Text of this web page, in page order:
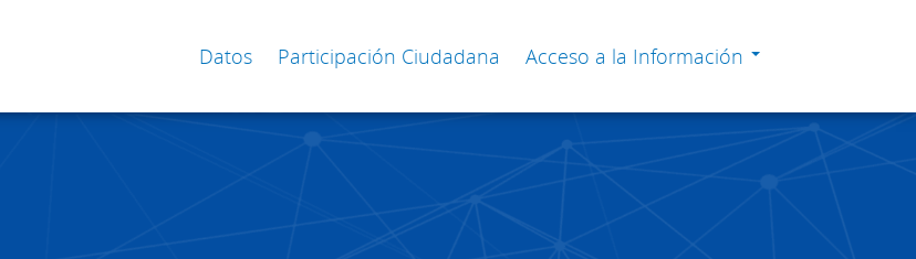
Datos Participación Ciudadana Acceso a la Información